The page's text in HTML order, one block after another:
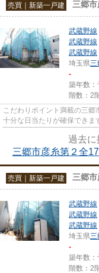
売買｜新築一戸建 三郷
武蔵野線
武蔵野線
武蔵野線
埼玉県三
-
築年数：
階数：2
こだわりポイント満載の三
十分な日当たりが確保できま
過去に
三郷市彦糸第２全
売買｜新築一戸建 三郷
武蔵野線
武蔵野線
武蔵野線
埼玉県三
-
築年数：
階数：2